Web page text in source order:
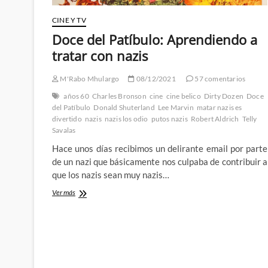
CINE Y TV
Doce del Patíbulo: Aprendiendo a
tratar con nazis
M'Rabo Mhulargo 08/12/2021
57 comentarios
años 60 Charles Bronson cine cine belico Dirty Dozen Doce
del Patíbulo Donald Shuterland Lee Marvin matar nazis es
divertido nazis nazis los odio putos nazis Robert Aldrich Telly
Savalas
Hace unos días recibimos un delirante email por parte
de un nazi que básicamente nos culpaba de contribuir a
que los nazis sean muy nazis…
Ver másDoce